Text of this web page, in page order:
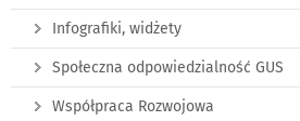
Infografiki, widżety
Społeczna odpowiedzialność GUS
Współpraca Rozwojowa